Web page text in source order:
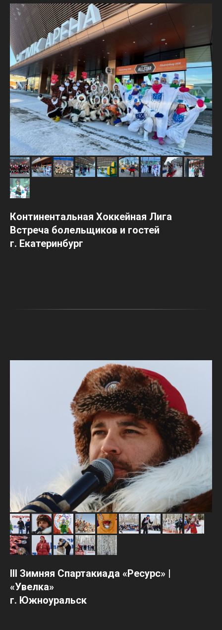
Континентальная Хоккейная Лига
Встреча болельщиков и гостей
г. Екатеринбург
III Зимняя Спартакиада «Ресурс» |
«Увелка»
г. Южноуральск